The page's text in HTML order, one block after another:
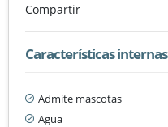
Compartir
Características internas
Admite mascotas
Agua